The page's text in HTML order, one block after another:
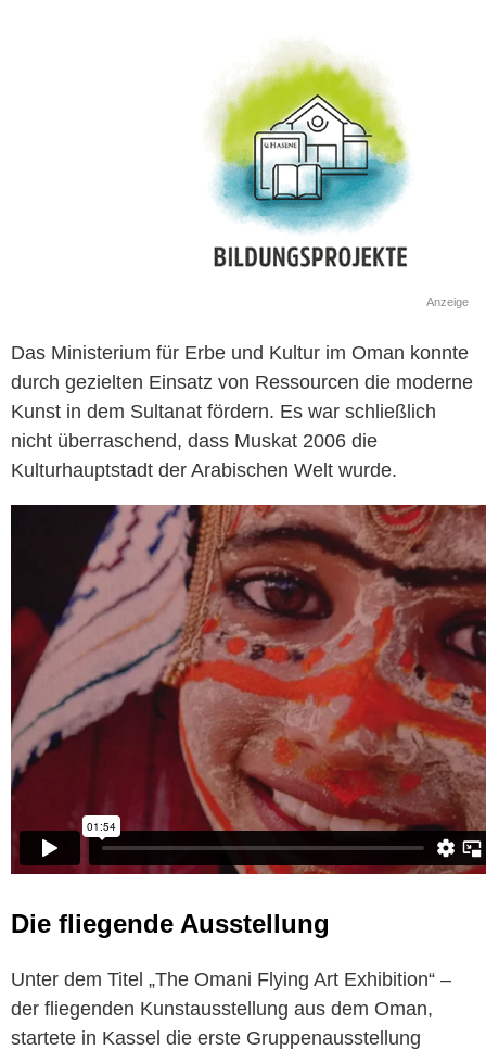
Anzeige
Das Ministerium für Erbe und Kultur im Oman konnte
durch gezielten Einsatz von Ressourcen die moderne
Kunst in dem Sultanat fördern. Es war schließlich
nicht überraschend, dass Muskat 2006 die
Kulturhauptstadt der Arabischen Welt wurde.
Die fliegende Ausstellung
Unter dem Titel „The Omani Flying Art Exhibition“ –
der fliegenden Kunstausstellung aus dem Oman,
startete in Kassel die erste Gruppenausstellung